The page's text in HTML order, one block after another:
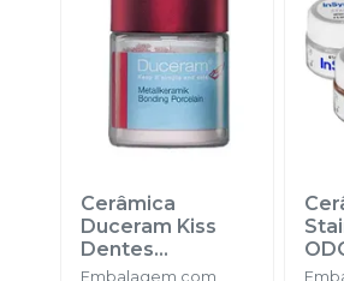
Cerâmica
Duceram Kiss
Dentes
Clareados-
Embalagem com